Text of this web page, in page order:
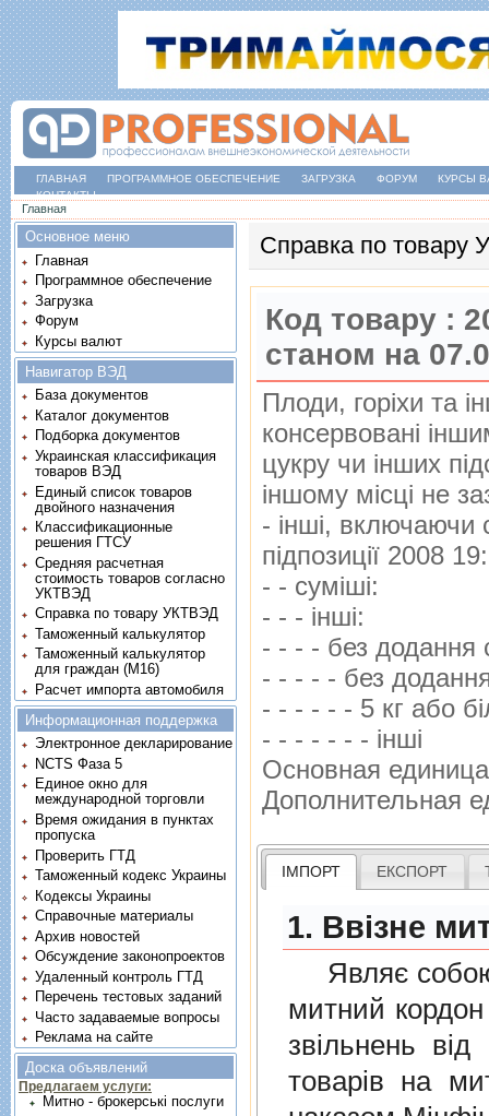
ГЛАВНАЯ ПРОГРАММНОЕ ОБЕСПЕЧЕНИЕ ЗАГРУЗКА ФОРУМ
КУРСЫ
КОНТАКТЫ
Вы здесь
Главная
Справка по товару
Код товару :
станом на
Плоди, горiхи та
консервованi
цукру чи iнших
iншому мiсцi не
- iншi, включаючи
пiдпозицiї 2008
- - сумiшi:
- - - iншi:
- - - - без додання
- - - - - без
- - - - - - 5 кг або
- - - - - - - iншi
Основная
Дополнительная
ІМПОРТ ЕКСПОРТ
1. Ввізне
Являє собою
митний
звiльнень вiд
товарiв на
Основное меню
Главная
Программное обеспечение
Загрузка
Форум
Курсы валют
Навигатор ВЭД
База документов
Каталог документов
Подборка документов
Украинская классификация
товаров ВЭД
Единый список товаров
двойного назначения
Классификационные
решения ГТСУ
Средняя расчетная
стоимость товаров согласно
УКТВЭД
Справка по товару УКТВЭД
Таможенный калькулятор
Таможенный калькулятор
для граждан (M16)
Расчет импорта автомобиля
Информационная поддержка
Электронное декларирование
NCTS Фаза 5
Единое окно для
международной торговли
Время ожидания в пунктах
пропуска
Проверить ГТД
Таможенный кодекс Украины
Кодексы Украины
Справочные материалы
Архив новостей
Обсуждение законопроектов
Удаленный контроль ГТД
Перечень тестовых заданий
Часто задаваемые вопросы
Реклама на сайте
Доска объявлений
Предлагаем услуги:
Митно - брокерські послуги